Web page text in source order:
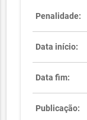
Penalidade:
Data início:
Data fim:
Publicação: